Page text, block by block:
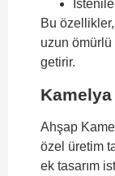
Bu
uzun
getirir.
Ahşap
özel üretim
ek tasarım